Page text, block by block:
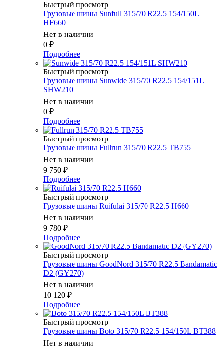
Быстрый просмотр
Грузовые шины Sunfull 315/70 R22.5 154/150L
HF660
Нет в наличии
0 ₽
Подробнее
Быстрый просмотр
Грузовые шины Sunwide 315/70 R22.5 154/151L
SHW210
Нет в наличии
0 ₽
Подробнее
Быстрый просмотр
Грузовые шины Fullrun 315/70 R22.5 TB755
Нет в наличии
9 750 ₽
Подробнее
Быстрый просмотр
Грузовые шины Ruifulai 315/70 R22.5 H660
Нет в наличии
9 780 ₽
Подробнее
Быстрый просмотр
Грузовые шины GoodNord 315/70 R22.5 Bandamatic
D2 (GY270)
Нет в наличии
10 120 ₽
Подробнее
Быстрый просмотр
Грузовые шины Boto 315/70 R22.5 154/150L BT388
Нет в наличии